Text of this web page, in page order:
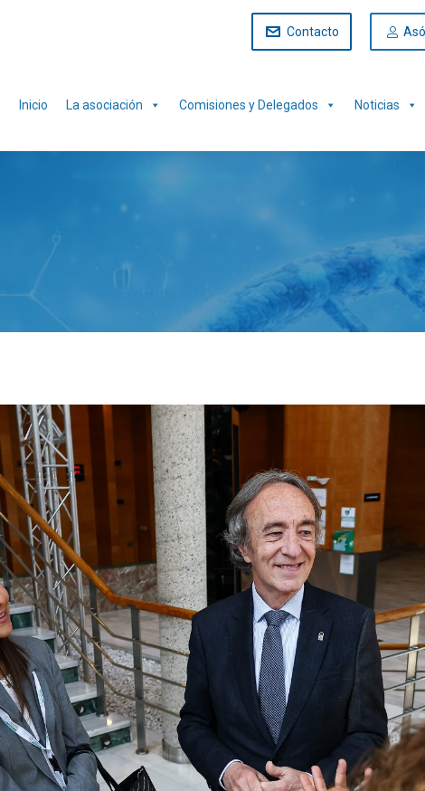
Contacto
Inicio La asociación Comisiones y Delegados Noticias